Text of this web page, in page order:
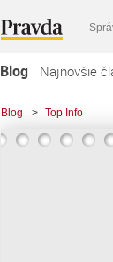
Blog Najnovšie
Blog > Top Info